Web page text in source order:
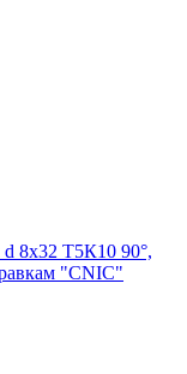
8х32 Т5К10 90°,
"CNIC"